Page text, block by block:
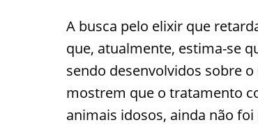
A busca pelo elixir que
que, atualmente, estima-se
sendo desenvolvidos sobre
mostrem que o tratamento
animais idosos, ainda não